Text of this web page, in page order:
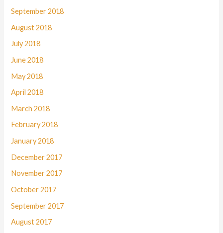
September 2018
August 2018
July 2018
June 2018
May 2018
April 2018
March 2018
February 2018
January 2018
December 2017
November 2017
October 2017
September 2017
August 2017